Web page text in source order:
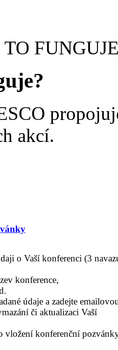
akcí.
o Vaší konferenci (3
konference,
údaje a zadejte
či aktualizaci Vaší
vložení konferenční